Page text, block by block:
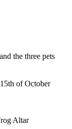
the three pets
of October
Altar